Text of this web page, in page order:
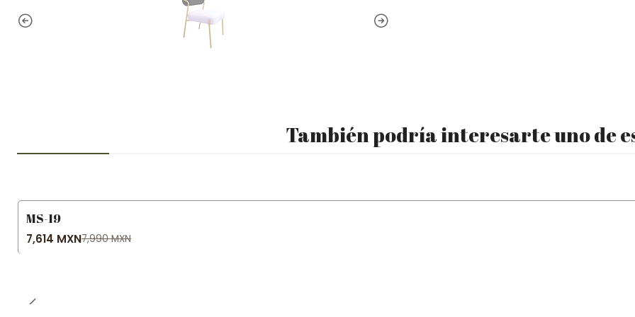
También podría interesarte uno de
-5% OFF
MS-19
7,614 MXN7,990 MXN